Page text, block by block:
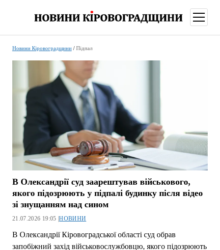
меню
Новини Кіровоградщини/ Підпал
В Олександрії суд заарештував військового,
якого підозрюють у підпалі будинку після відео
зі знущанням над сином
21.07.2026 19:05 |НОВИНИ
В Олександрії Кіровоградської області суд обрав
запобіжний захід військовослужбовцю, якого підозрюють